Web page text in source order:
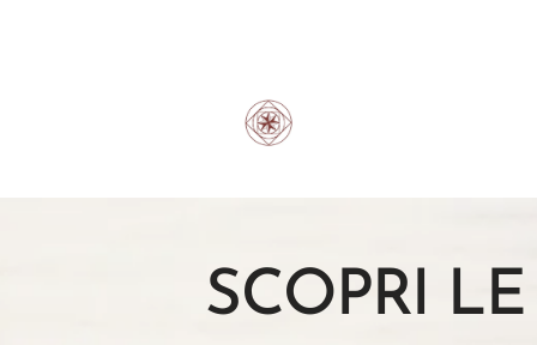
SCOPRI LE